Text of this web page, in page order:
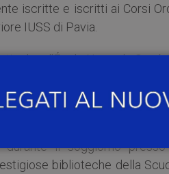
iscritte e iscritti ai Corsi
IUSS di Pavia.
l’École Normale
ad allieve e allievi
Ghislieri mette a
il soggiorno presso
biblioteche della